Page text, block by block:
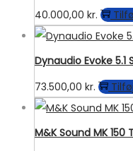
40.000,00 kr.
Dynaudio Evoke 5.1
73.500,00 kr.
M&K Sound MK 150